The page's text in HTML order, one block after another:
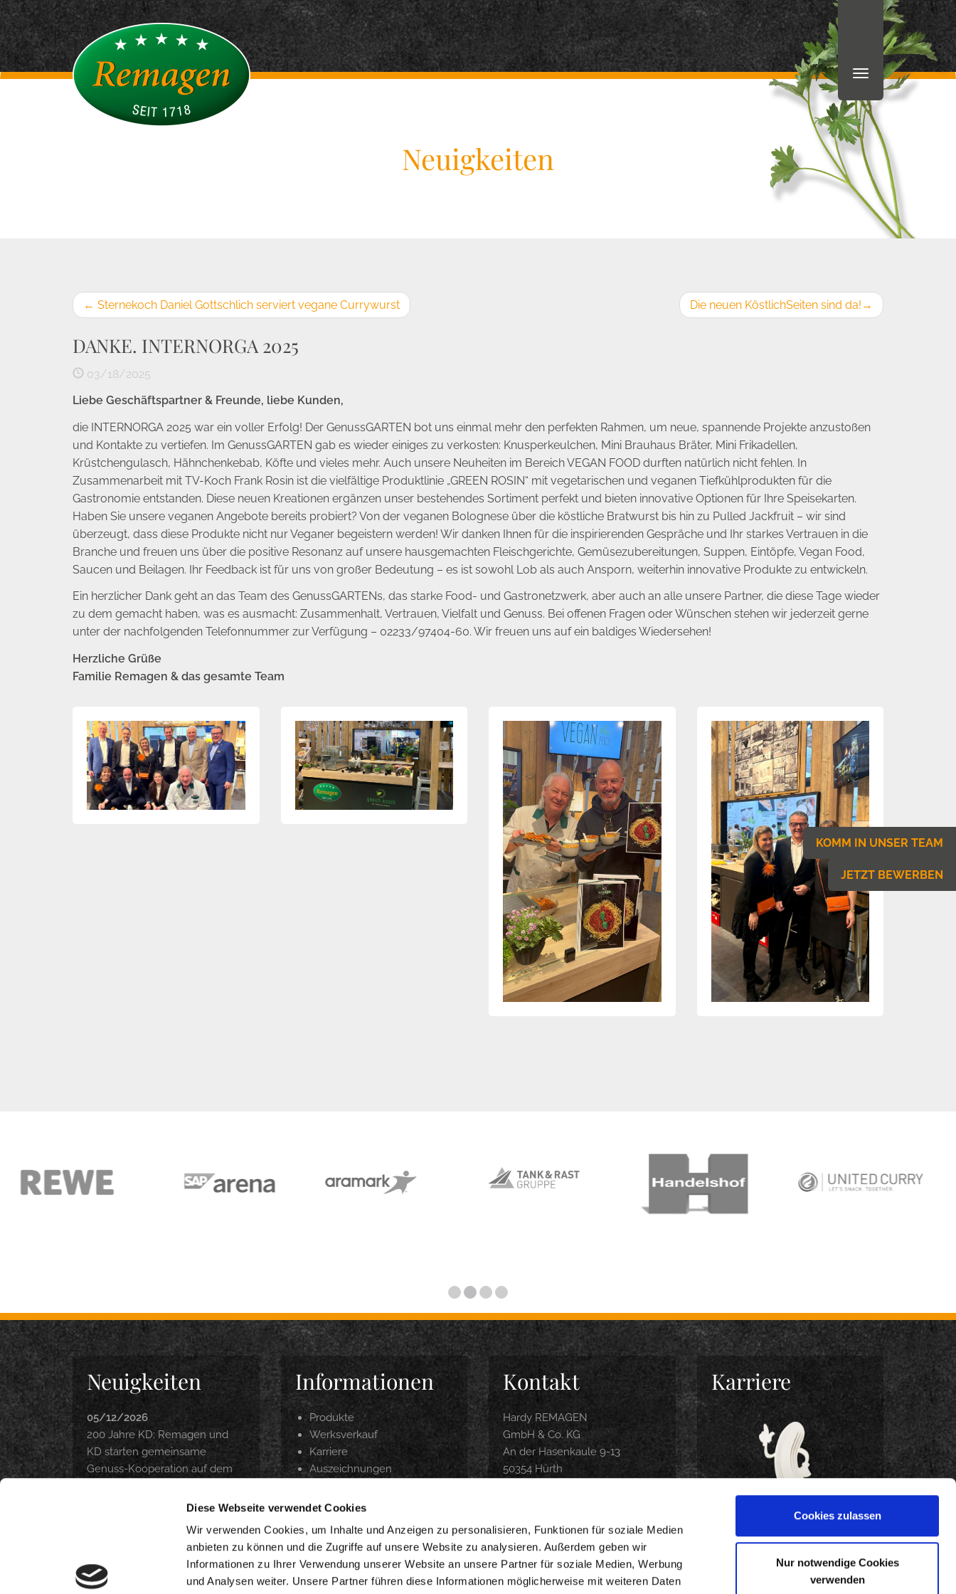
Diese Webseite verwendet Cookies
Wir verwenden Cookies, um Inhalte und Anzeigen zu personalisieren, Funktionen für soziale Medien
anbieten zu können und die Zugriffe auf unsere Website zu analysieren. Außerdem geben wir
Informationen zu Ihrer Verwendung unserer Website an unsere Partner für soziale Medien, Werbung
und Analysen weiter. Unsere Partner führen diese Informationen möglicherweise mit weiteren Daten
Cookies zulassen
Nur notwendige Cookies
verwenden
Neuigkeiten
← Sternekoch Daniel Gottschlich serviert vegane Currywurst Die neuen KöstlichSeiten sind da! →
DANKE. INTERNORGA 2025
03/18/2025
Liebe Geschäftspartner & Freunde, liebe Kunden,
die INTERNORGA 2025 war ein voller Erfolg! Der GenussGARTEN bot uns einmal mehr den perfekten Rahmen, um neue, spannende Projekte anzustoßen
und Kontakte zu vertiefen. Im GenussGARTEN gab es wieder einiges zu verkosten: Knusperkeulchen, Mini Brauhaus Bräter, Mini Frikadellen,
Krüstchengulasch, Hähnchenkebab, Köfte und vieles mehr. Auch unsere Neuheiten im Bereich VEGAN FOOD durften natürlich nicht fehlen. In
Zusammenarbeit mit TV-Koch Frank Rosin ist die vielfältige Produktlinie „GREEN ROSIN“ mit vegetarischen und veganen Tiefkühlprodukten für die
Gastronomie entstanden. Diese neuen Kreationen ergänzen unser bestehendes Sortiment perfekt und bieten innovative Optionen für Ihre Speisekarten.
Haben Sie unsere veganen Angebote bereits probiert? Von der veganen Bolognese über die köstliche Bratwurst bis hin zu Pulled Jackfruit – wir sind
überzeugt, dass diese Produkte nicht nur Veganer begeistern werden! Wir danken Ihnen für die inspirierenden Gespräche und Ihr starkes Vertrauen in die
Branche und freuen uns über die positive Resonanz auf unsere hausgemachten Fleischgerichte, Gemüsezubereitungen, Suppen, Eintöpfe, Vegan Food,
Saucen und Beilagen. Ihr Feedback ist für uns von großer Bedeutung – es ist sowohl Lob als auch Ansporn, weiterhin innovative Produkte zu entwickeln.
Ein herzlicher Dank geht an das Team des GenussGARTENs, das starke Food- und Gastronetzwerk, aber auch an alle unsere Partner, die diese Tage wieder
zu dem gemacht haben, was es ausmacht: Zusammenhalt, Vertrauen, Vielfalt und Genuss. Bei offenen Fragen oder Wünschen stehen wir jederzeit gerne
unter der nachfolgenden Telefonnummer zur Verfügung – 02233/97404-60. Wir freuen uns auf ein baldiges Wiedersehen!
Herzliche Grüße
Familie Remagen & das gesamte Team
Neuigkeiten
05/12/2026
200 Jahre KD: Remagen und
KD starten gemeinsame
Genuss-Kooperation auf dem
Langfristig Qualität unter
03/18/2026
DANKE. INTERNORGA 2026
Informationen
Produkte
Werksverkauf
Karriere
Auszeichnungen
Zubereitungsempfehlung
Kontakt
Hardy REMAGEN
GmbH & Co. KG
An der Hasenkaule 9-13
50354 Hürth
WERKSVERKAUF
Montag-Freitag 9-18 Uhr
Samstag 8-14 Uhr
Karriere
BEWIRB DICH JETZT!
KOMM IN UNSER TEAM
JETZT BEWERBEN